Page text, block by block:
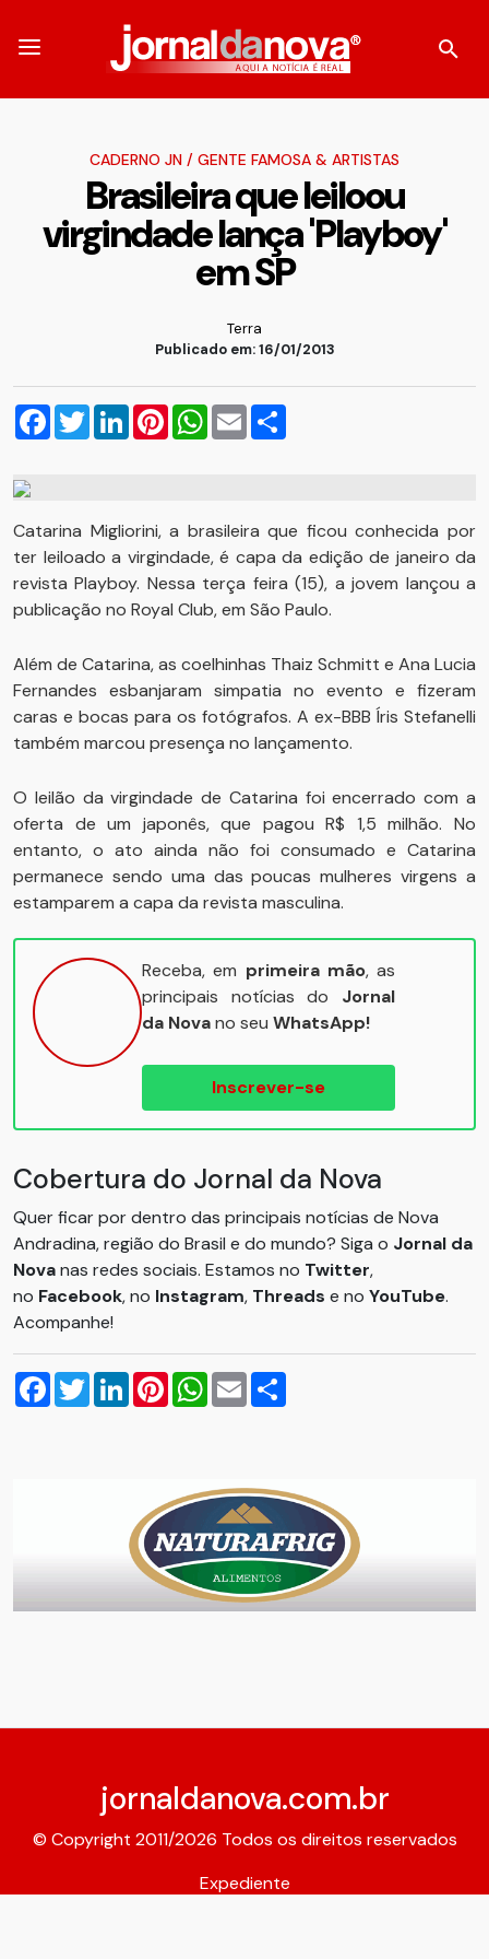
CADERNO JN / GENTE FAMOSA & ARTISTAS
Brasileira que leiloou
virgindade lança 'Playboy'
em SP
Terra
Publicado em: 16/01/2013
Facebook
TwitterLinkedInPinterestWhatsApp
Email
Catarina Migliorini, a brasileira que ficou conhecida por
ter leiloado a virgindade, é capa da edição de janeiro da
revista Playboy. Nessa terça feira (15), a jovem lançou a
publicação no Royal Club, em São Paulo.
Além de Catarina, as coelhinhas Thaiz Schmitt e Ana Lucia
Fernandes esbanjaram simpatia no evento e fizeram
caras e bocas para os fotógrafos. A ex-BBB Íris Stefanelli
também marcou presença no lançamento.
O leilão da virgindade de Catarina foi encerrado com a
oferta de um japonês, que pagou R$ 1,5 milhão. No
entanto, o ato ainda não foi consumado e Catarina
permanece sendo uma das poucas mulheres virgens a
estamparem a capa da revista masculina.
Receba, em primeira mão, as
principais notícias do Jornal
da Novano seu WhatsApp!
Inscrever-se
Cobertura do Jornal da Nova
Quer ficar por dentro das principais notícias de Nova
Andradina, região do Brasil e do mundo? Siga o Jornal da
Novanas redes sociais. Estamos no Twitter,
no Facebook, no Instagram, Threads e no YouTube.
Acompanhe!
Facebook
TwitterLinkedInPinterestWhatsApp
Email
jornaldanova.com.br
© Copyright 2011/2026 Todos os direitos reservados
Expediente